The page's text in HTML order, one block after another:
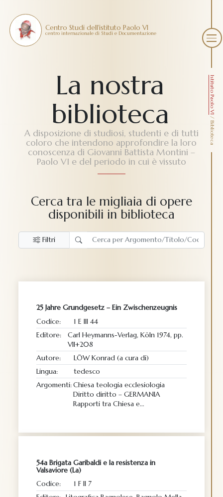
Centro Studi dell'istituto Paolo VI
centro internazionale di Studi e Documentazione
Istituto Paolo VI
/
Biblioteca
La nostra
biblioteca
A disposizione di studiosi, studenti e di tutti
coloro che intendono approfondire la loro
conoscenza di Giovanni Battista Montini –
Paolo VI e del periodo in cui è vissuto
Cerca tra le migliaia di opere
disponibili in biblioteca
Filtri
25 Jahre Grundgesetz – Ein Zwischenzeugnis
Codice:
1 E III 44
Editore:
Carl Heymanns-Verlag, Köln 1974, pp.
VII+208
Autore:
LÖW Konrad (a cura di)
Lingua:
tedesco
Argomenti:Chiesa teologia ecclesiologia
Diritto diritto – GERMANIA
Rapporti tra Chiesa e…
54a Brigata Garibaldi e la resistenza in
Valsaviore (La)
Codice:
1 F II 7